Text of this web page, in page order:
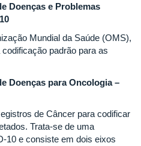
Doenças e Problemas
Mundial da Saúde (OMS),
padrão para as
Doenças para Oncologia –
de Câncer para codificar
Trata-se de uma
10 e consiste em dois eixos